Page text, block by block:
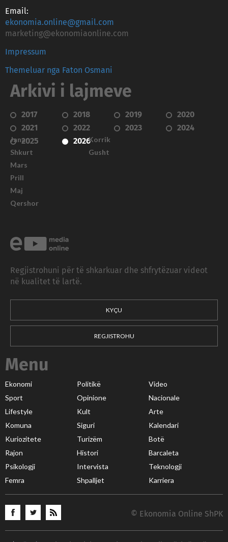
Email:
ekonomia.online@gmail.com
marketing@ekonomiaonline.com
Impressum
Themeluar nga Faton Osmani
Arkivi i lajmeve
2017 2018 2019
2020
2021
2022 2023
2024
2025
2026
Janar
Shkurt
Mars
Prill
Maj
Qershor
Korrik
Gusht
Regjistrohuni për të shkarkuar dhe shfrytëzuar videot
në kualitet të lartë.
KYÇU
REGJISTROHU
Menu
Ekonomi Politikë
Video
Sport
Opinione
Nacionale
Lifestyle
Kult
Arte
Komuna
Siguri
Kalendari
Kuriozitete
Turizëm
Botë
Rajon
Histori
Barcaleta
Psikologji
Intervista
Teknologji
Femra
Shpalljet Karriera
© Ekonomia Online ShPK